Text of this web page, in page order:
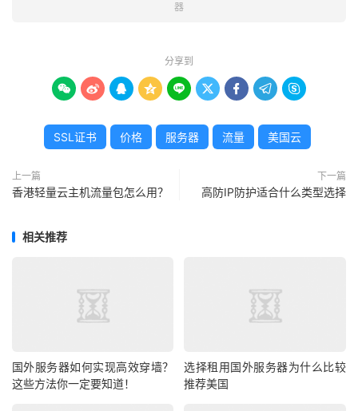
双11期间，“限时低价”“买一年送半年”等促销信息层出不
“性价比高”，需紧盯三大核心指标，避免陷入低价陷阱：
第一是硬件与网络的“硬实力”。部分服务商的低价产品采用
老旧服务器硬件，运行中易出现卡顿、宕机问题；更有甚者
服务器均搭载全新Intel Xeon架构处理器，标配DDR4高速
访问平均延迟低至160ms，北美、欧洲地区延迟控制在
20ms以内，从硬件层面保障“好用”的基础。
置调整、故障排查等问题，低价产品往往配套“邮件支持”“工
器
分享到
        
SSL证书 价格 服务器 流量 美国云
上一篇
香港轻量云主机流量包怎么用？
下一篇
高防IP防护适合什么类型选择
相关推荐
国外服务器如何实现高效穿墙？
这些方法你一定要知道！
选择租用国外服务器为什么比较
推荐美国